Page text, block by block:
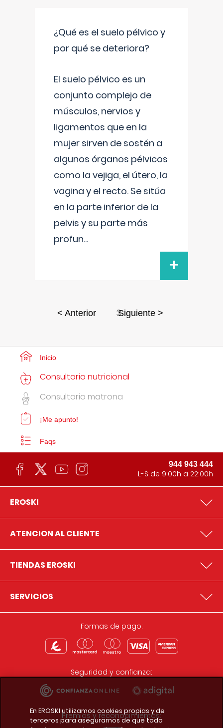
¿Qué es el suelo pélvico y
por qué se deteriora?
El suelo pélvico es un
conjunto complejo de
músculos, nervios y
ligamentos que en la
mujer sirven de sostén a
algunos órganos pélvicos
como la vejiga, el útero, la
vagina y el recto. Se sitúa
en la parte inferior de la
pelvis y su parte más
profun...
+
< Anterior 3Siguiente >
Inicio
Consultorio nutricional
Consultorio matrona
¡Me apunto!
Faqs
944 943 444
L-S de 9:00h a 22:00h
EROSKI
ATENCION AL CLIENTE
TIENDAS EROSKI
SERVICIOS
Formas de pago:
Seguridad y confianza:
Premios y reconocimientos:
En EROSKI utilizamos cookies propias y de
terceros para asegurarnos de que todo